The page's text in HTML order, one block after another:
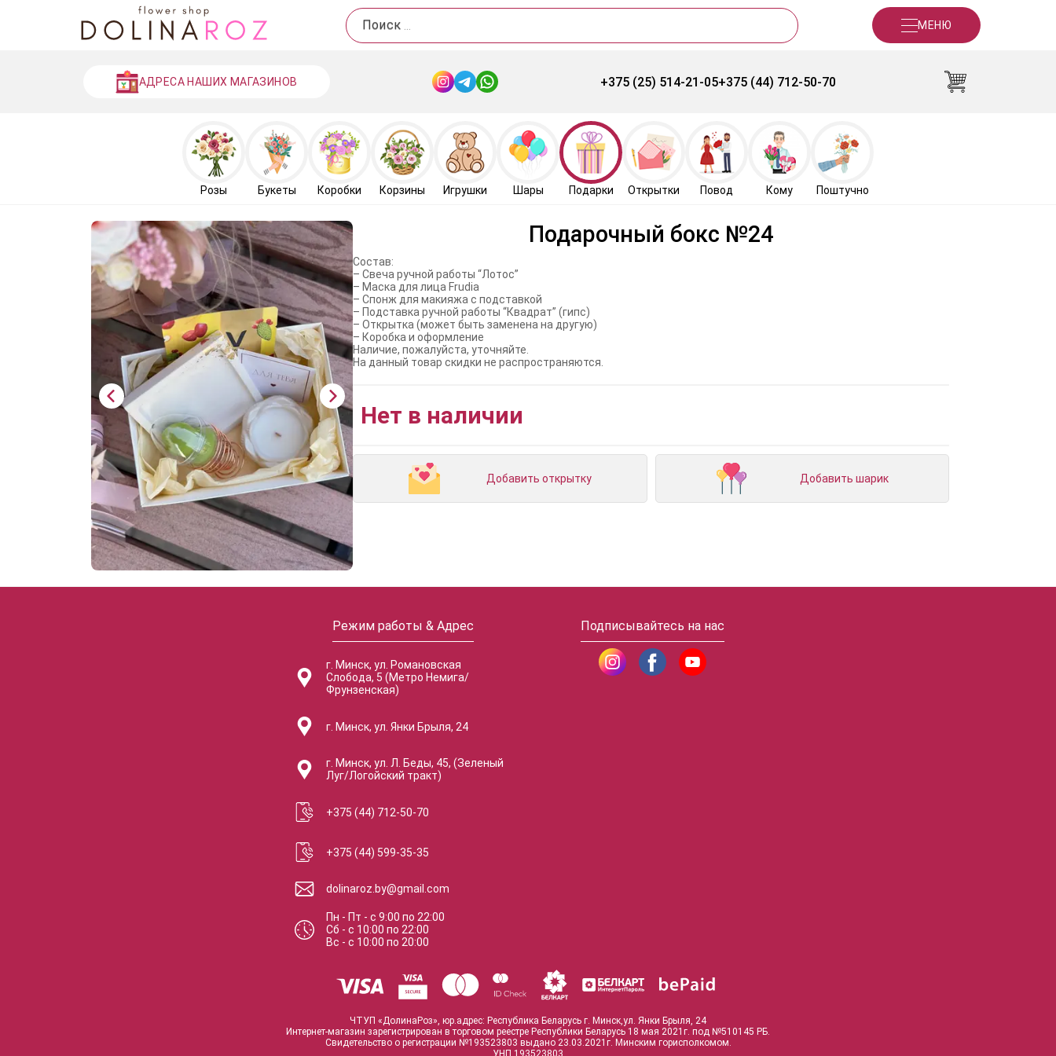
Поиск МЕНЮ
АДРЕСА НАШИХ МАГАЗИНОВ +375 (25) 514-21-05+375 (44) 712-50-70
Розы Букеты Коробки Корзины Игрушки Шары Подарки Открытки Повод Кому Поштучно
Подарочный бокс №24
Состав:
– Свеча ручной работы “Лотос”
– Маска для лица Frudia
– Спонж для макияжа с подставкой
– Подставка ручной работы “Квадрат” (гипс)
– Открытка (может быть заменена на другую)
– Коробка и оформление
Наличие, пожалуйста, уточняйте.
На данный товар скидки не распространяются.
Нет в наличии
Добавить открытку Добавить шарик
Режим работы & Адрес
г. Минск, ул. Романовская
Слобода, 5 (Метро Немига/
Фрунзенская)
г. Минск, ул. Янки Брыля, 24
г. Минск, ул. Л. Беды, 45, (Зеленый
Луг/Логойский тракт)
+375 (44) 712-50-70
+375 (44) 599-35-35
dolinaroz.by@gmail.com
Пн - Пт -с 9:00по 22:00
Сб -с 10:00по 22:00
Вс -с 10:00по 20:00
Подписывайтесь на нас
ЧТУП «ДолинаРоз», юр.адрес: Республика Беларусь г. Минск,ул. Янки Брыля, 24
Интернет-магазин зарегистрирован в торговом реестре Республики Беларусь 18 мая 2021г. под №510145 РБ.
Свидетельство о регистрации №193523803 выдано 23.03.2021г. Минским горисполкомом.
УНП 193523803